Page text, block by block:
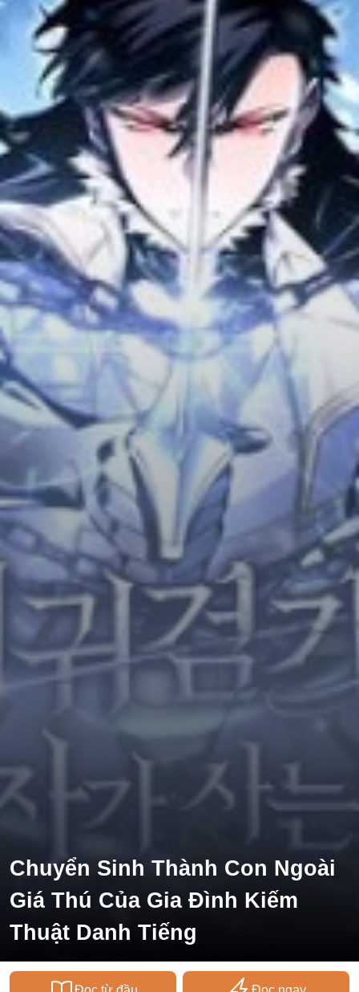
Adventure
Tu Tiên
Ngôn Tình
Slice Of Life
School Life
Manga
Supernatural
Xuyên Không
Shounen
Cổ Đại
Mystery
Horror
Chuyển Sinh
Psychological
Martial Arts
Shoujo
Historical
Sci-Fi
#Sủng Ngọt
Isekai
#Chiếm Hữu Mạnh Mẽ
Sports
Comic
Chuyển Sinh Thành Con Ngoài
Giá Thú Của Gia Đình Kiếm
Thuật Danh Tiếng